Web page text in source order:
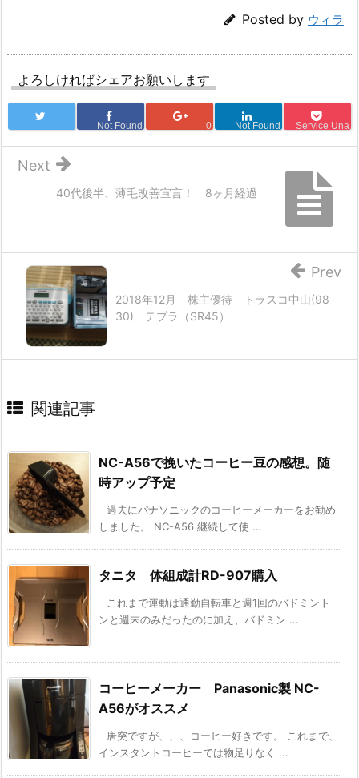
Posted by ウィラ
よろしければシェアお願いします
Not Found 0 Not Found Service Una
40代後半、薄毛改善宣言！ 8ヶ月経過
Next
2018年12月 株主優待 トラスコ中山(98
30) テプラ（SR45）
Prev
関連記事
NC-A56で挽いたコーヒー豆の感想。随
時アップ予定
過去にパナソニックのコーヒーメーカーをお勧め
しました。 NC-A56 継続して使 ...
タニタ 体組成計RD-907購入
これまで運動は通勤自転車と週1回のバドミント
ンと週末のみだったのに加え、バドミン ...
コーヒーメーカー Panasonic製 NC-
A56がオススメ
唐突ですが、、、コーヒー好きです。 これまで、
インスタントコーヒーでは物足りなく ...